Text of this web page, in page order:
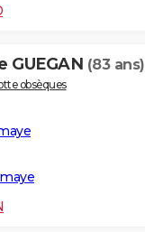
GUEGAN (83 ans)
obsèques